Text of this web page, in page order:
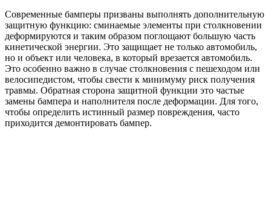
Современные бамперы призваны выполнять дополнительную
защитную функцию: сминаемые элементы при столкновении
деформируются и таким образом поглощают большую часть
кинетической энергии. Это защищает не только автомобиль,
но и объект или человека, в который врезается автомобиль.
Это особенно важно в случае столкновения с пешеходом или
велосипедистом, чтобы свести к минимуму риск получения
травмы. Обратная сторона защитной функции это частые
замены бампера и наполнителя после деформации. Для того,
чтобы определить истинный размер повреждения, часто
приходится демонтировать бампер.